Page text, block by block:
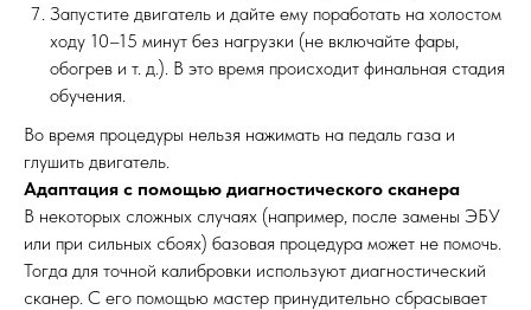
Запустите двигатель и дайте ему поработать на холостом
ходу 10–15 минут без нагрузки (не включайте фары,
обогрев и т. д.). В это время происходит финальная стадия
обучения.
Во время процедуры нельзя нажимать на педаль газа и
глушить двигатель.
Адаптация с помощью диагностического сканера
В некоторых сложных случаях (например, после замены ЭБУ
или при сильных сбоях) базовая процедура может не помочь.
Тогда для точной калибровки используют диагностический
сканер. С его помощью мастер принудительно сбрасывает